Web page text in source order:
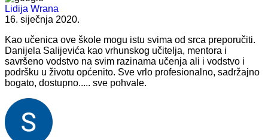
Lidija Wrana
16. siječnja 2020.
Kao učenica ove škole mogu istu svima od srca preporučiti.
Danijela Salijevića kao vrhunskog učitelja, mentora i
savršeno vodstvo na svim razinama učenja ali i vodstvo i
podršku u životu općenito. Sve vrlo profesionalno, sadržajno
bogato, dostupno..... sve pohvale.